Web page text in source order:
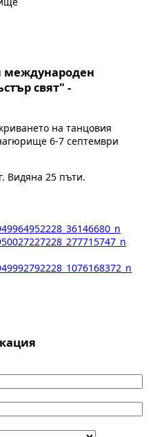
международен
свят" -
на танцовия
6-7 септември
Видяна 25 пъти.